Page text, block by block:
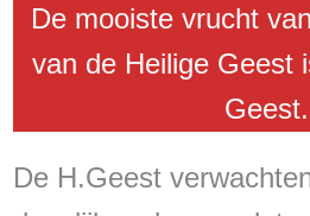
De mooiste vrucht
van de Heilige Geest
Geest.
De H.Geest